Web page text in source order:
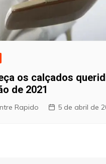
os calçados
de 2021
Rapido 5 de abril de